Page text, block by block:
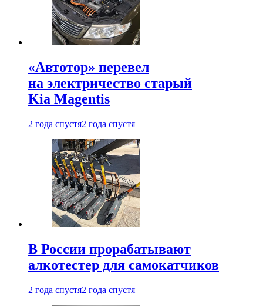
«Автотор» перевел
на электричество старый
Kia Magentis
2 года спустя2 года спустя
В России прорабатывают
алкотестер для самокатчиков
2 года спустя2 года спустя